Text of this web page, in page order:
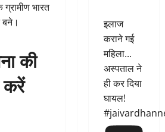
भारत
की
इलाज
कराने गई
महिला...
अस्पताल ने
ही कर दिया
घायल!